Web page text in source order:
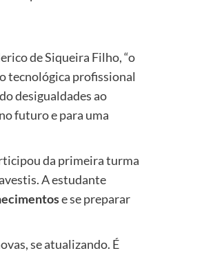
de Siqueira Filho, “o
tecnológica profissional
desigualdades ao
futuro e para uma
da primeira turma
A estudante
e se preparar
se atualizando. É